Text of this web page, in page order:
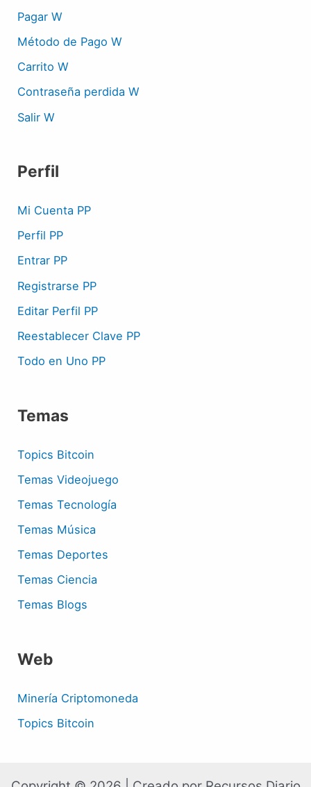
Pagar W
Método de Pago W
Carrito W
Contraseña perdida W
Salir W
Perfil
Mi Cuenta PP
Perfil PP
Entrar PP
Registrarse PP
Editar Perfil PP
Reestablecer Clave PP
Todo en Uno PP
Temas
Topics Bitcoin
Temas Videojuego
Temas Tecnología
Temas Música
Temas Deportes
Temas Ciencia
Temas Blogs
Web
Minería Criptomoneda
Topics Bitcoin